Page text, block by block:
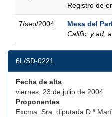
Registro de
7/sep/2004
Mesa del
Calific. y ad.
6L/SD-0221
Fecha de alta
viernes, 23 de julio de 2004
Proponentes
Excma. Sra. diputada D.ª